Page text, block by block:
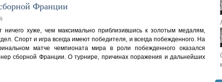
Франции
ничего хуже, чем максимально приблизившись к золотым медалям,
Спорт и игра всегда имеют победителя, и всегда побежденного. На
матче чемпионата мира в роли побежденного оказался
сборной Франции. О турнире, причинах поражения и дальнейших